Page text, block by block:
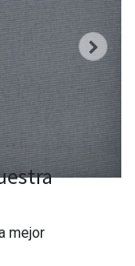
mejor